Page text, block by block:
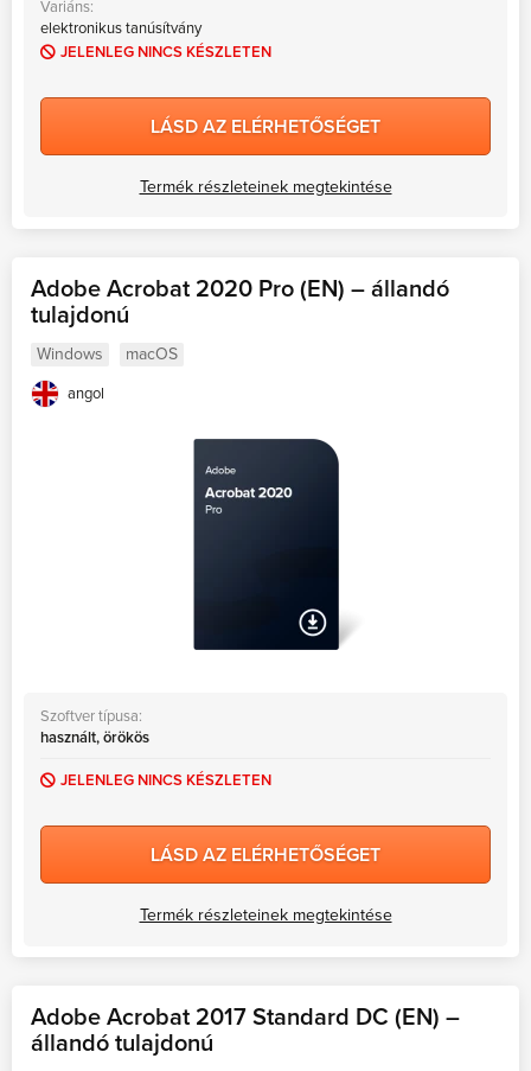
Variáns:
elektronikus tanúsítvány
JELENLEG NINCS KÉSZLETEN
LÁSD AZ ELÉRHETŐSÉGET
Termék részleteinek megtekintése
Adobe Acrobat 2020 Pro (EN) – állandó
tulajdonú
Windows macOS
angol
Szoftver típusa:
használt, örökös
JELENLEG NINCS KÉSZLETEN
LÁSD AZ ELÉRHETŐSÉGET
Termék részleteinek megtekintése
Adobe Acrobat 2017 Standard DC (EN) –
állandó tulajdonú